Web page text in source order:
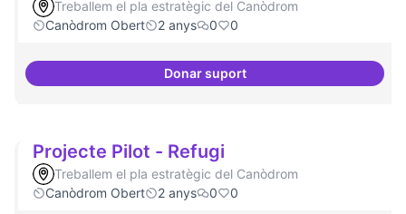
Treballem el pla estratègic del Canòdrom
Canòdrom Obert
2 anys 0 0
Donar suportProductes finalitzats i
Projecte Pilot - Refugi
Treballem el pla estratègic del Canòdrom
Canòdrom Obert
2 anys 0 0